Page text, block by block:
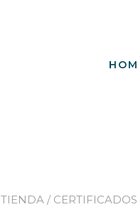
TIENDA/ CERTIFICADOS